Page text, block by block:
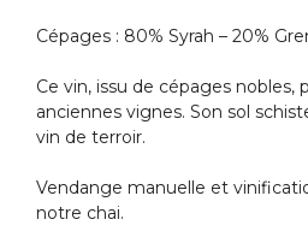
Cépages : 80% Syrah – 20%
Ce vin, issu de cépages nobles,
anciennes vignes. Son sol
vin de terroir.
Vendange manuelle et
notre chai.